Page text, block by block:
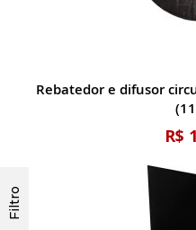
Rebatedor e difusor
R$
Filtro